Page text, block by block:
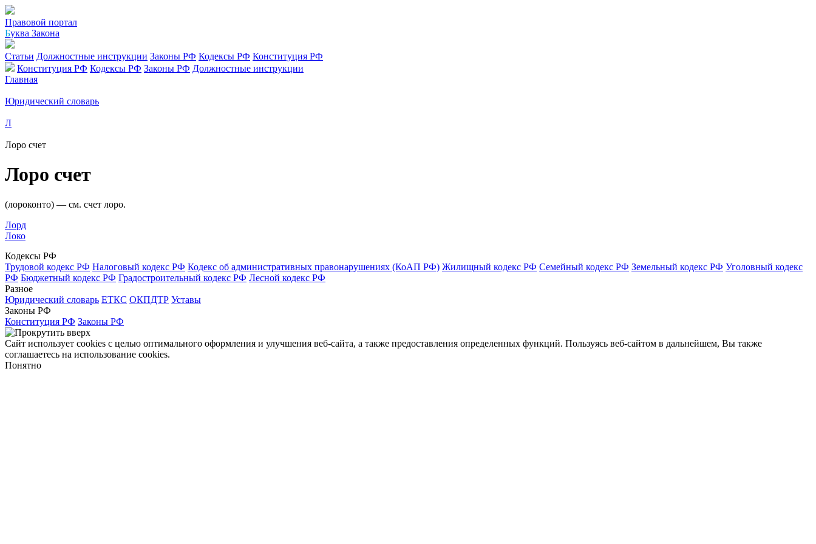
Правовой портал
Буква Закона
Статьи Должностные инструкции Законы РФ Кодексы РФ Конституция РФ
Конституция РФ Кодексы РФ Законы РФ Должностные инструкции
Главная
Юридический словарь
Л
Лоро счет
Лоро счет
(лороконто) — см. счет лоро.
Лорд
Локо
Кодексы РФ
Трудовой кодекс РФ Налоговый кодекс РФ Кодекс об административных правонарушениях (КоАП РФ) Жилищный кодекс РФ Семейный кодекс РФ Земельный кодекс РФ Уголовный кодекс
РФ Бюджетный кодекс РФ Градостроительный кодекс РФ Лесной кодекс РФ
Разное
Юридический словарь ЕТКС ОКПДТР Уставы
Законы РФ
Конституция РФ Законы РФ
Сайт использует cookies с целью оптимального оформления и улучшения веб-сайта, а также предоставления определенных функций. Пользуясь веб-сайтом в дальнейшем, Вы также
соглашаетесь на использование cookies.
Понятно